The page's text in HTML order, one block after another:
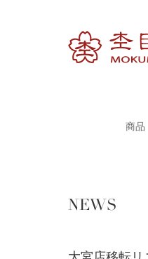
商品
NEWS